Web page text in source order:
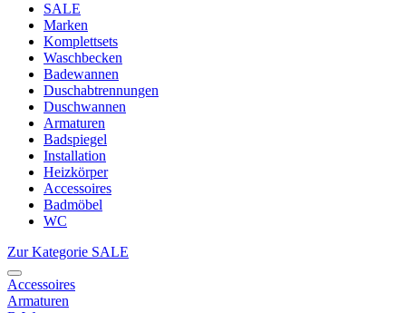
SALE
Marken
Komplettsets
Waschbecken
Badewannen
Duschabtrennungen
Duschwannen
Armaturen
Badspiegel
Installation
Heizkörper
Accessoires
Badmöbel
WC
Zur Kategorie SALE
Accessoires
Armaturen